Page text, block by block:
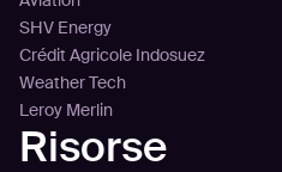
SHV Energy
Crédit Agricole Indosuez
Weather Tech
Leroy Merlin
Risorse